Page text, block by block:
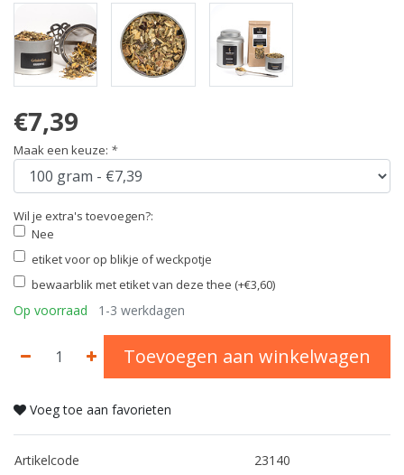
€7,39
Maak een keuze: *
Wil je extra's toevoegen?:
Nee
etiket voor op blikje of weckpotje
bewaarblik met etiket van deze thee (+€3,60)
Op voorraad 1-3 werkdagen
Toevoegen aan winkelwagen
Voeg toe aan favorieten
Artikelcode 23140